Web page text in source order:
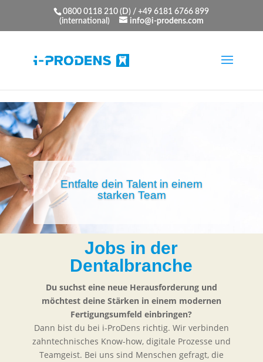
Want to Learn More ...Click Here
0800 0118 210 (D) / +49 6181 6766 899
(international)
info@i-prodens.com
Entfalte dein Talent in einem
starken Team
Jobs in der
Dentalbranche
Du suchst eine neue Herausforderung und
möchtest deine Stärken in einem modernen
Fertigungsumfeld einbringen?
Dann bist du bei i-ProDens richtig. Wir verbinden
zahntechnisches Know-how, digitale Prozesse und
Teamgeist. Bei uns sind Menschen gefragt, die